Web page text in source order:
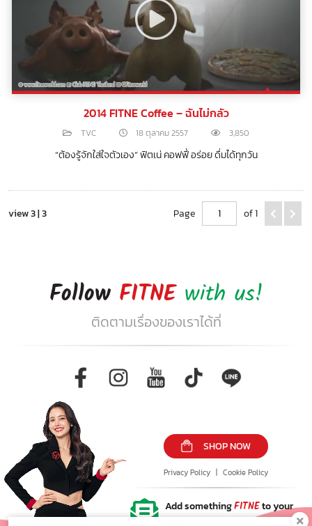
2014 FITNE Coffee – ฉันไม่กลัว
TVC 18 ตุลาคม 2557 3,850
“ต้องรู้จักใส่ใจตัวเอง” ฟิตเน่ คอฟฟี่ อร่อย ดื่มได้ทุกวัน
view 3 | 3 Page of 1
Follow FITNE with us!
ติดตามเรื่องของเราได้ที่
SHOP NOW
Privacy Policy | Cookie Policy
Add somethingFITNEto your